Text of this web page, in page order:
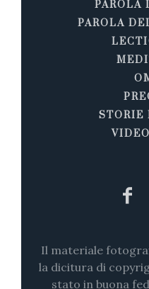
PAROLA
PAROLA
STORIE
Il materiale
la dicitura di
stato in buona